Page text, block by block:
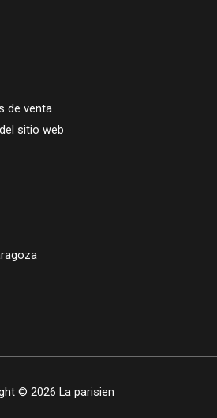
de venta
sitio web
© 2026 La parisien